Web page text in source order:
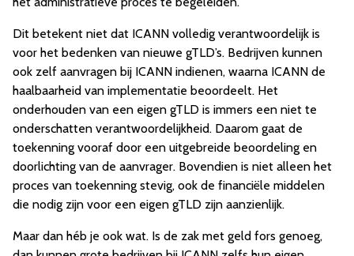
Dit betekent niet dat ICANN volledig verantwoordelijk is
voor het bedenken van nieuwe gTLD’s. Bedrijven kunnen
ook zelf aanvragen bij ICANN indienen, waarna ICANN de
haalbaarheid van implementatie beoordeelt. Het
onderhouden van een eigen gTLD is immers een niet te
onderschatten verantwoordelijkheid. Daarom gaat de
toekenning vooraf door een uitgebreide beoordeling en
doorlichting van de aanvrager. Bovendien is niet alleen het
proces van toekenning stevig, ook de financiële middelen
die nodig zijn voor een eigen gTLD zijn aanzienlijk.
Maar dan héb je ook wat. Is de zak met geld fors genoeg,